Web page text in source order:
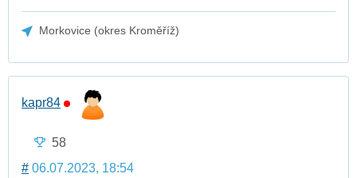
Morkovice (okres Kroměříž)
kapr84
58
# 06.07.2023, 18:54